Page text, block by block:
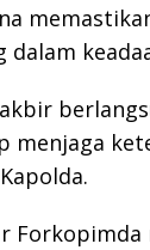
menjaga